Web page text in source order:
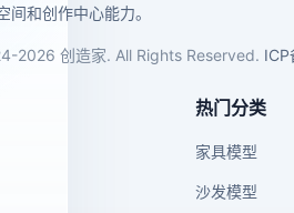
间和创作中心能力。
2026 创造家. All Rights Reserved. ICP
热门分类
家具模型
沙发模型